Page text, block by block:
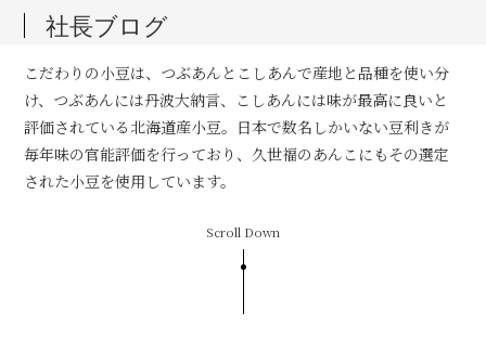
社長ブログ
こだわりの小豆は、つぶあんとこしあんで産地と品種を使い分
け、つぶあんには丹波大納言、こしあんには味が最高に良いと
評価されている北海道産小豆。日本で数名しかいない豆利きが
毎年味の官能評価を行っており、久世福のあんこにもその選定
された小豆を使用しています。
Scroll Down